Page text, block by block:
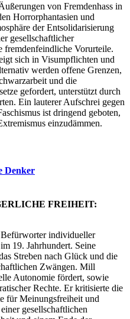
von Fremdenhass in
Horrorphantasien und
der Entsolidarisierung
gesellschaftlicher
fremdenfeindliche Vorurteile.
sich in Visumpflichten und
werden offene Grenzen,
und die
gefordert, unterstützt durch
Ein lauterer Aufschrei gegen
ist dringend geboten,
einzudämmen.
Denker
FREIHEIT:
individueller
19. Jahrhundert. Seine
Streben nach Glück und die
Zwängen. Mill
Autonomie fördert, sowie
Rechte. Er kritisierte die
für Meinungsfreiheit und
gesellschaftlichen